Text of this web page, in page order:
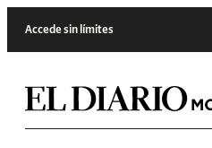
Accede sin límites